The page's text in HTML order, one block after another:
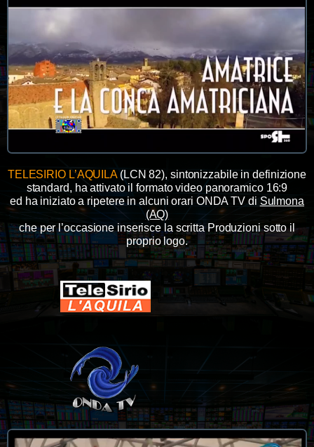
TELESIRIO L’AQUILA(LCN 82), sintonizzabile in definizione
standard, ha attivato il formato video panoramico 16:9
ed ha iniziato a ripetere in alcuni orari ONDA TV di Sulmona
(AQ)
che per l’occasione inserisce la scritta Produzioni sotto il
proprio logo.